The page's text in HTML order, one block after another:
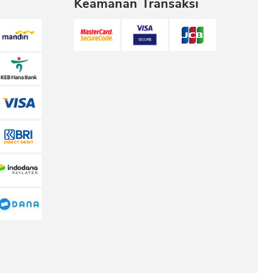
Keamanan Transaksi